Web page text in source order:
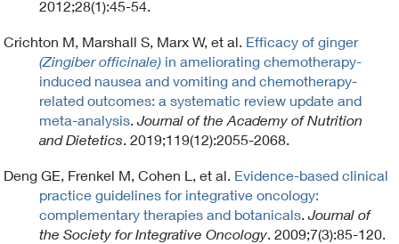
2012;28(1):45-54.
Crichton M, Marshall S, Marx W, et al. Efficacy of ginger
(Zingiber officinale) in ameliorating chemotherapy-
induced nausea and vomiting and chemotherapy-
related outcomes: a systematic review update and
meta-analysis Journal of the Academy of Nutrition
and Dietetics . 2019;119(12):2055-2068.
Deng GE, Frenkel M, Cohen L, et al. Evidence-based clinical
practice guidelines for integrative oncology:
complementary therapies and botanicals .Journal of
the Society for Integrative Oncology . 2009;7(3):85-120.